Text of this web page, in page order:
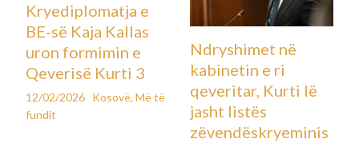
Kryediplomatja e
BE-së Kaja Kallas
uron formimin e
Qeverisë Kurti 3
12/02/2026 Kosovë,Më të
fundit
Ndryshimet në
kabinetin e ri
qeveritar, Kurti lë
jasht listës
zëvendëskryeminis